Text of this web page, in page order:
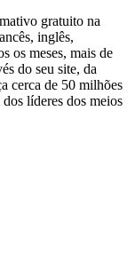
gratuito na
inglês,
os meses, mais de
do seu site, da
cerca de 50 milhões
líderes dos meios